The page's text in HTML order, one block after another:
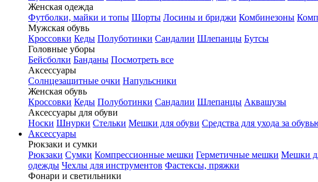
Женская одежда
Футболки, майки и топы Шорты Лосины и бриджи Комбинезоны
Мужская обувь
Кроссовки Кеды Полуботинки Сандалии Шлепанцы Бутсы
Головные уборы
Бейсболки Банданы Посмотреть все
Аксессуары
Солнцезащитные очки Напульсники
Женская обувь
Кроссовки Кеды Полуботинки Сандалии Шлепанцы Аквашузы
Аксессуары для обуви
Носки Шнурки Стельки Мешки для обуви Средства для ухода за
Аксессуары
Рюкзаки и сумки
Рюкзаки Сумки Компрессионные мешки Герметичные мешки Мешки
одежды Чехлы для инструментов Фастексы, пряжки
Фонари и светильники